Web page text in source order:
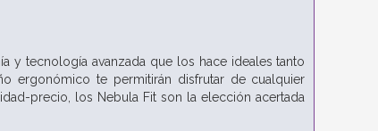
y tecnología avanzada que los hace ideales tanto
ergonómico te permitirán disfrutar de cualquier
precio, los Nebula Fit son la elección acertada